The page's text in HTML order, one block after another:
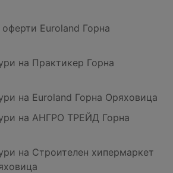
Euroland Горна
на Практикер Горна
на Euroland Горна Оряховица
на АНГРО ТРЕЙД Горна
на Строителен хипермаркет